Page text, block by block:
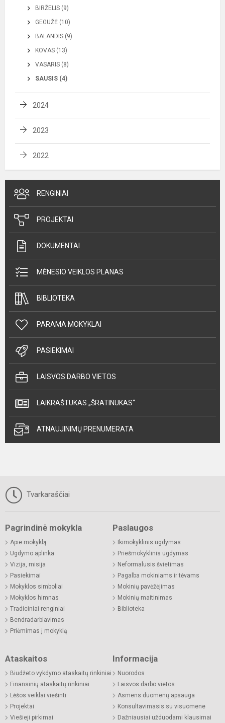
BIRŽELIS (9)
GEGUŽĖ (10)
BALANDIS (9)
KOVAS (13)
VASARIS (8)
SAUSIS (4)
2024
2023
2022
RENGINIAI
PROJEKTAI
DOKUMENTAI
MĖNESIO VEIKLOS PLANAS
BIBLIOTEKA
PARAMA MOKYKLAI
PASIEKIMAI
LAISVOS DARBO VIETOS
LAIKRAŠTUKAS „ŠRATINUKAS“
ATNAUJINIMŲ PRENUMERATA
Tvarkaraščiai
Pagrindinė mokykla
Apie mokyklą
Ugdymo aplinka
Vizija, misija
Pasiekimai
Mokyklos simboliai
Mokyklos himnas
Tradiciniai renginiai
Bendradarbiavimas
Priėmimas į mokyklą
Paslaugos
Ikimokyklinis ugdymas
Priešmokyklinis ugdymas
Neformalusis švietimas
Pagalba mokiniams ir tėvams
Mokinių pavėžėjimas
Mokinių maitinimas
Biblioteka
Ataskaitos
Biudžeto vykdymo ataskaitų rinkiniai
Finansinių ataskaitų rinkiniai
Lėšos veiklai viešinti
Projektai
Viešieji pirkimai
Informacija
Nuorodos
Laisvos darbo vietos
Asmens duomenų apsauga
Konsultavimasis su visuomene
Dažniausiai užduodami klausimai